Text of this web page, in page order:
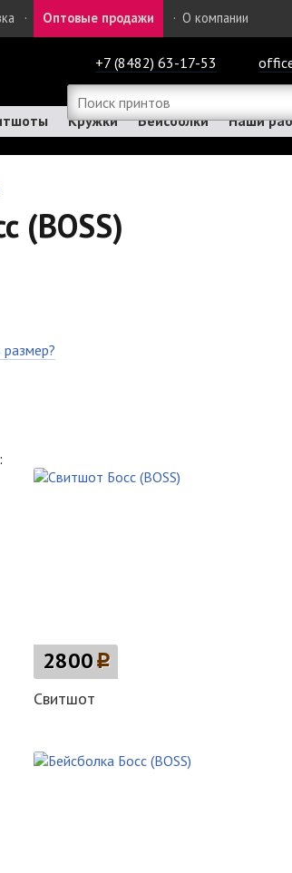
· Оптовые продажи · О компании
+7 (8482) 63-17-53
Кружки Бейсболки Наши
(BOSS)
2800p
Свитшот